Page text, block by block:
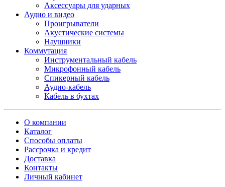
Аксессуары для ударных
Аудио и видео
Проигрыватели
Акустические системы
Наушники
Коммутация
Инструментальный кабель
Микрофонный кабель
Спикерный кабель
Аудио-кабель
Кабель в бухтах
О компании
Каталог
Способы оплаты
Рассрочка и кредит
Доставка
Контакты
Личный кабинет